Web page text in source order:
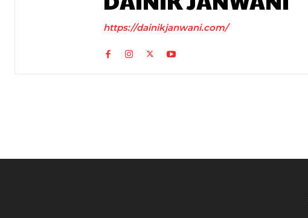
https://dainikjanwani.com/